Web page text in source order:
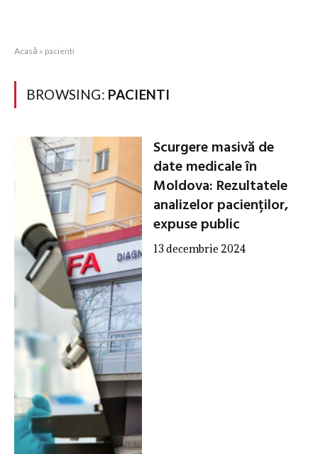
Acasă » pacienti
BROWSING: PACIENTI
Scurgere masivă de
date medicale în
Moldova: Rezultatele
analizelor pacienților,
expuse public
13 decembrie 2024